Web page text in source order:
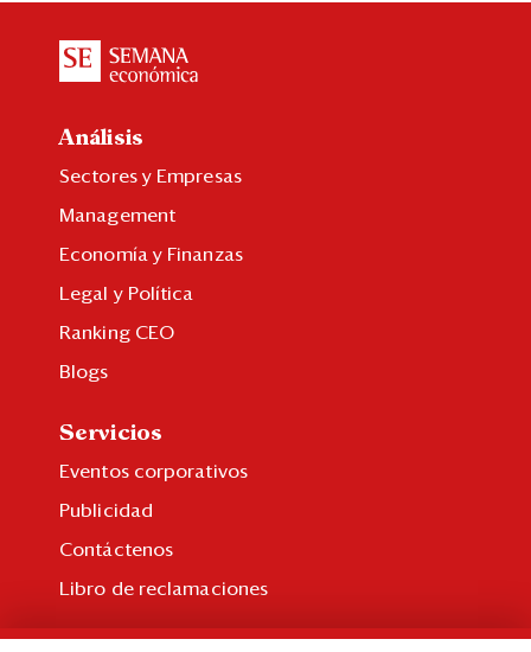
Análisis
Sectores y Empresas
Management
Economía y Finanzas
Legal y Política
Ranking CEO
Blogs
Servicios
Eventos corporativos
Publicidad
Contáctenos
Libro de reclamaciones